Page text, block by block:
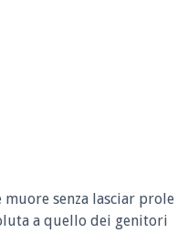
senza lasciar prole
a quello dei genitori